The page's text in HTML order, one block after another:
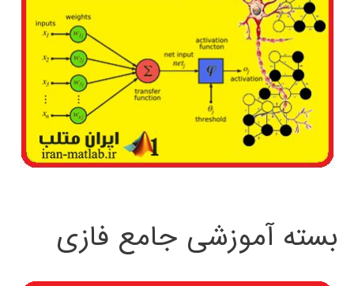
بسته آموزشی جامع فازی